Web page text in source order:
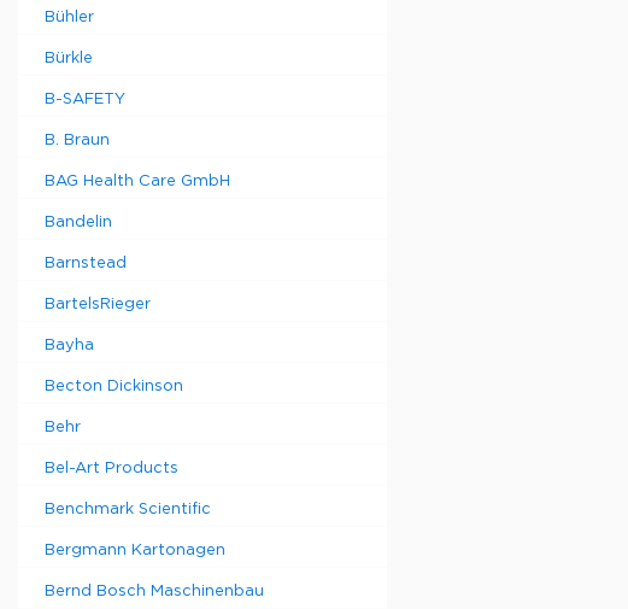
Bühler
Bürkle
B-SAFETY
B. Braun
BAG Health Care GmbH
Bandelin
Barnstead
BartelsRieger
Bayha
Becton Dickinson
Behr
Bel-Art Products
Benchmark Scientific
Bergmann Kartonagen
Bernd Bosch Maschinenbau